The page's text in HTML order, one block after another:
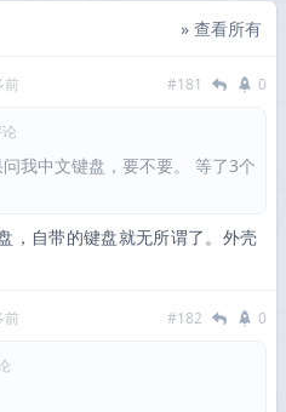
» 查看所有
前 #181 0
我中文键盘，要不要。 等了3个
，自带的键盘就无所谓了。外壳
前 #182 0